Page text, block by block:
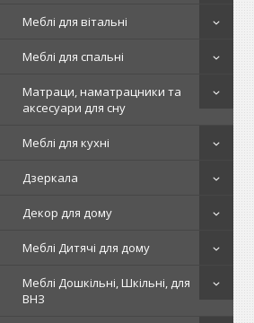
Меблі для вітальні
Меблі для спальні
Матраци, наматрацники та
аксесуари для сну
Меблі для кухні
Дзеркала
Декор для дому
Меблі Дитячі для дому
Меблі Дошкільні, Шкільні, для
ВНЗ